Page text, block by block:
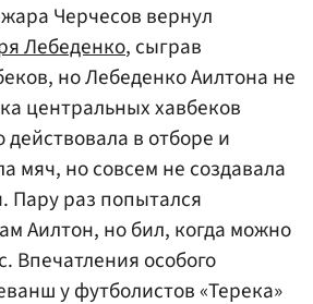
Черчесов вернул
Лебеденко, сыграв
но Лебеденко Аилтона не
центральных хавбеков
действовала в отборе и
мяч, но совсем не создавала
Пару раз попытался
Аилтон, но бил, когда можно
Впечатления особого
у футболистов «Терека»